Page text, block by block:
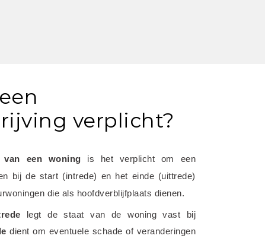
verplicht?
een woning is het verplicht om een
bij de start (intrede) en het einde (uittrede)
die als hoofdverblijfplaats dienen.
legt de staat van de woning vast bij
dient om eventuele schade of veranderingen